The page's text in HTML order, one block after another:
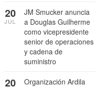
JM Smucker anuncia
a Douglas Guilherme
como vicepresidente
senior de operaciones
y cadena de
suministro
20
JUL
Organización Ardila
20